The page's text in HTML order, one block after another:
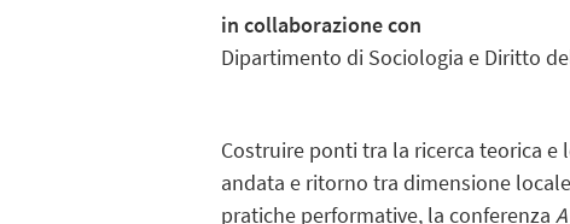
in collaborazione con
Dipartimento di Sociologia e Diritto
Costruire ponti tra la ricerca teorica
andata e ritorno tra dimensione
pratiche performative, la conferenza